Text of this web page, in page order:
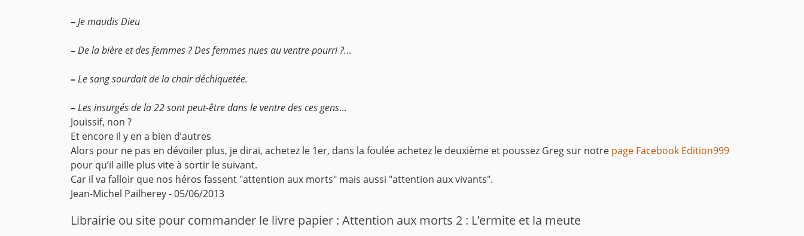
–Je maudis Dieu
–De la bière et des femmes ? Des femmes nues au ventre pourri ?...
–Le sang sourdait de la chair déchiquetée.
–Les insurgés de la 22 sont peut-être dans le ventre des ces gens...
Jouissif, non ?
Et encore il y en a bien d’autres
Alors pour ne pas en dévoiler plus, je dirai, achetez le 1er, dans la foulée achetez le deuxième et poussez Greg sur notre page Facebook Edition999
pour qu’il aille plus vite à sortir le suivant.
Car il va falloir que nos héros fassent "attention aux morts" mais aussi "attention aux vivants".
Jean-Michel Pailherey - 05/06/2013
Librairie ou site pour commander le livre papier : Attention aux morts 2 : L’ermite et la meute